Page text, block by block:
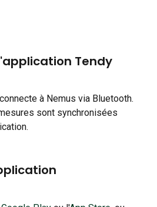
Tendy
à Nemus via Bluetooth.
sont synchronisées